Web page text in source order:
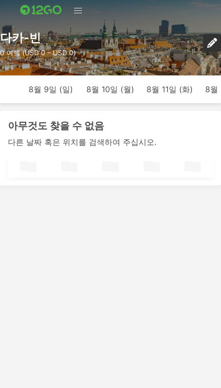
다카-빈
0 여행 (USD 0 – USD 0)
8월 9일 (일) 8월 10일 (월) 8월 11일 (화) 8월
아무것도 찾을 수 없음
다른 날짜 혹은 위치를 검색하여 주십시오.